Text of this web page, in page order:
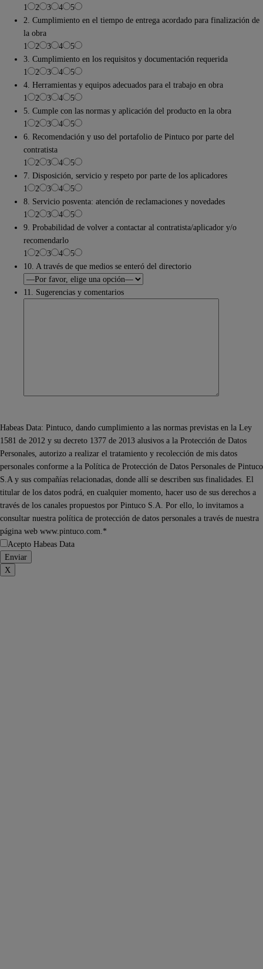
1
2 3 4
5
2. Cumplimiento en el tiempo de entrega acordado para finalización de
la obra
1
2 3 4
5
3. Cumplimiento en los requisitos y documentación requerida
1
2 3 4
5
4. Herramientas y equipos adecuados para el trabajo en obra
1
2 3 4
5
5. Cumple con las normas y aplicación del producto en la obra
1
2 3 4
5
6. Recomendación y uso del portafolio de Pintuco por parte del
contratista
1
2 3 4
5
7. Disposición, servicio y respeto por parte de los aplicadores
1
2 3 4
5
8. Servicio posventa: atención de reclamaciones y novedades
1
2 3 4
5
9. Probabilidad de volver a contactar al contratista/aplicador y/o
recomendarlo
1
2 3 4
5
10. A través de que medios se enteró del directorio
11. Sugerencias y comentarios
Habeas Data: Pintuco, dando cumplimiento a las normas previstas en la Ley
1581 de 2012 y su decreto 1377 de 2013 alusivos a la Protección de Datos
Personales, autorizo a realizar el tratamiento y recolección de mis datos
personales conforme a la Política de Protección de Datos Personales de Pintuco
S.A y sus compañías relacionadas, donde allí se describen sus finalidades. El
titular de los datos podrá, en cualquier momento, hacer uso de sus derechos a
través de los canales propuestos por Pintuco S.A. Por ello, lo invitamos a
consultar nuestra política de protección de datos personales a través de nuestra
página web www.pintuco.com.*
Acepto Habeas Data
X